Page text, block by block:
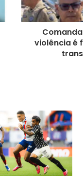
violência é